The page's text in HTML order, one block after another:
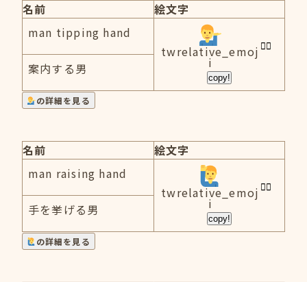
名前
絵文字
man tipping hand
twrelative_emoj
i
copy!
案内する男
の詳細を見る
名前
絵文字
man raising hand
twrelative_emoj
i
copy!
手を挙げる男
の詳細を見る